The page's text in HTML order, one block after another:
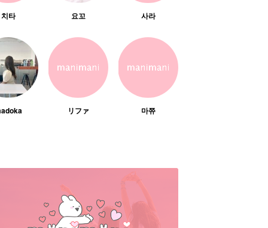
치타 요꼬 사라
リファ 마쮸